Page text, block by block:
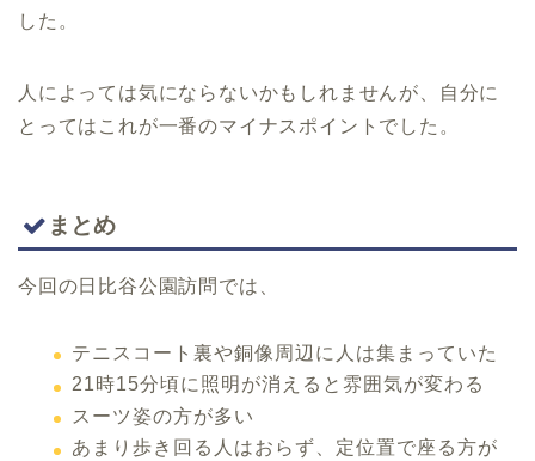
した。
人によっては気にならないかもしれませんが、自分に
とってはこれが一番のマイナスポイントでした。
まとめ
今回の日比谷公園訪問では、
テニスコート裏や銅像周辺に人は集まっていた
21時15分頃に照明が消えると雰囲気が変わる
スーツ姿の方が多い
あまり歩き回る人はおらず、定位置で座る方が